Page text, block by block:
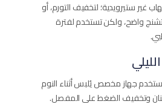
غير ستيرويدية؛ لتخفيف التورم، أو
واضح، ولكن تستخدم لفترة
جهاز مخصص يُلبس أثناء النوم
وتخفيف الضغط على المفصل.